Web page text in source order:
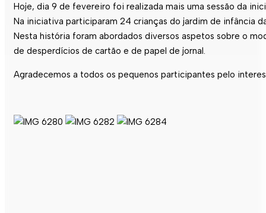
Hoje, dia 9 de fevereiro foi realizada mais uma sessão da
Na iniciativa participaram 24 crianças do jardim de infância
Nesta história foram abordados diversos aspetos sobre o
de desperdícios de cartão e de papel de jornal.
Agradecemos a todos os pequenos participantes pelo